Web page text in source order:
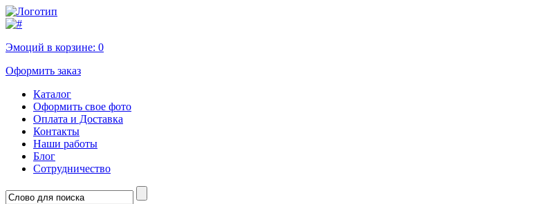
Эмоций в корзине: 0
Оформить заказ
Каталог
Оформить свое фото
Оплата и Доставка
Контакты
Наши работы
Блог
Сотрудничество